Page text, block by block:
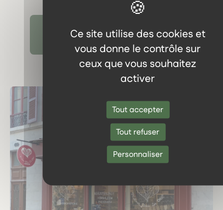
Ce site utilise des cookies et
vous donne le contrôle sur
ceux que vous souhaitez
activer
Tout accepter
Tout refuser
Personnaliser
Découvrir tous les témoignages